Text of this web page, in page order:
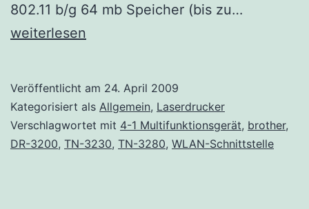
802.11 b/g 64 mb Speicher (bis zu…
weiterlesen
Veröffentlicht am 24. April 2009
Kategorisiert als Allgemein, Laserdrucker
Verschlagwortet mit 4-1 Multifunktionsgerät, brother,
DR-3200, TN-3230, TN-3280, WLAN-Schnittstelle